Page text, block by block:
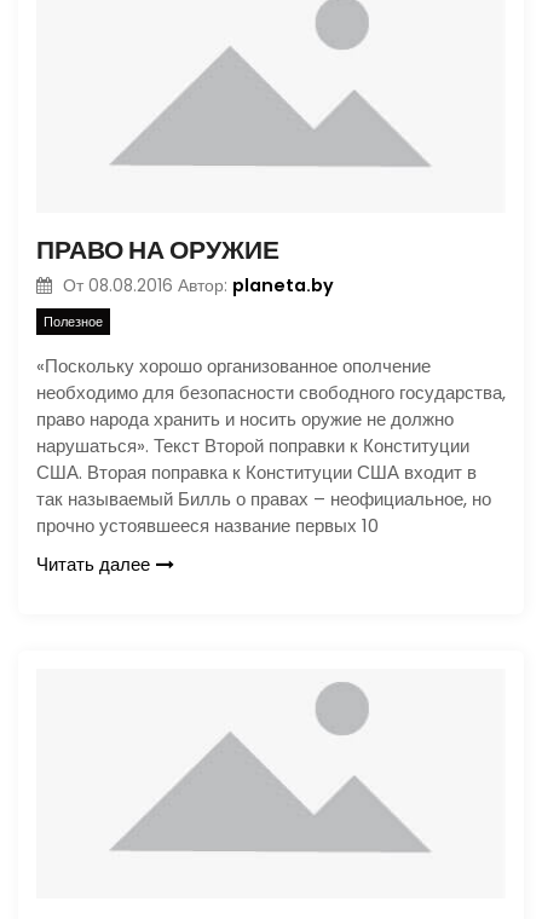
ПРАВО НА ОРУЖИЕ
От 08.08.2016 Автор: planeta.by
Полезное
«Поскольку хорошо организованное ополчение
необходимо для безопасности свободного государства,
право народа хранить и носить оружие не должно
нарушаться». Текст Второй поправки к Конституции
США. Вторая поправка к Конституции США входит в
так называемый Билль о правах – неофициальное, но
прочно устоявшееся название первых 10
Читать далее